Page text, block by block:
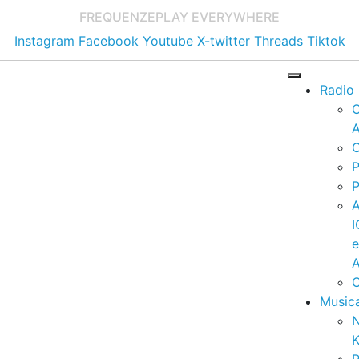
FREQUENZEPLAY EVERYWHERE
Instagram Facebook Youtube X-twitter Threads Tiktok
Radio
e